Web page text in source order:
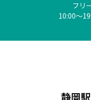
フリ
10:00～
静岡